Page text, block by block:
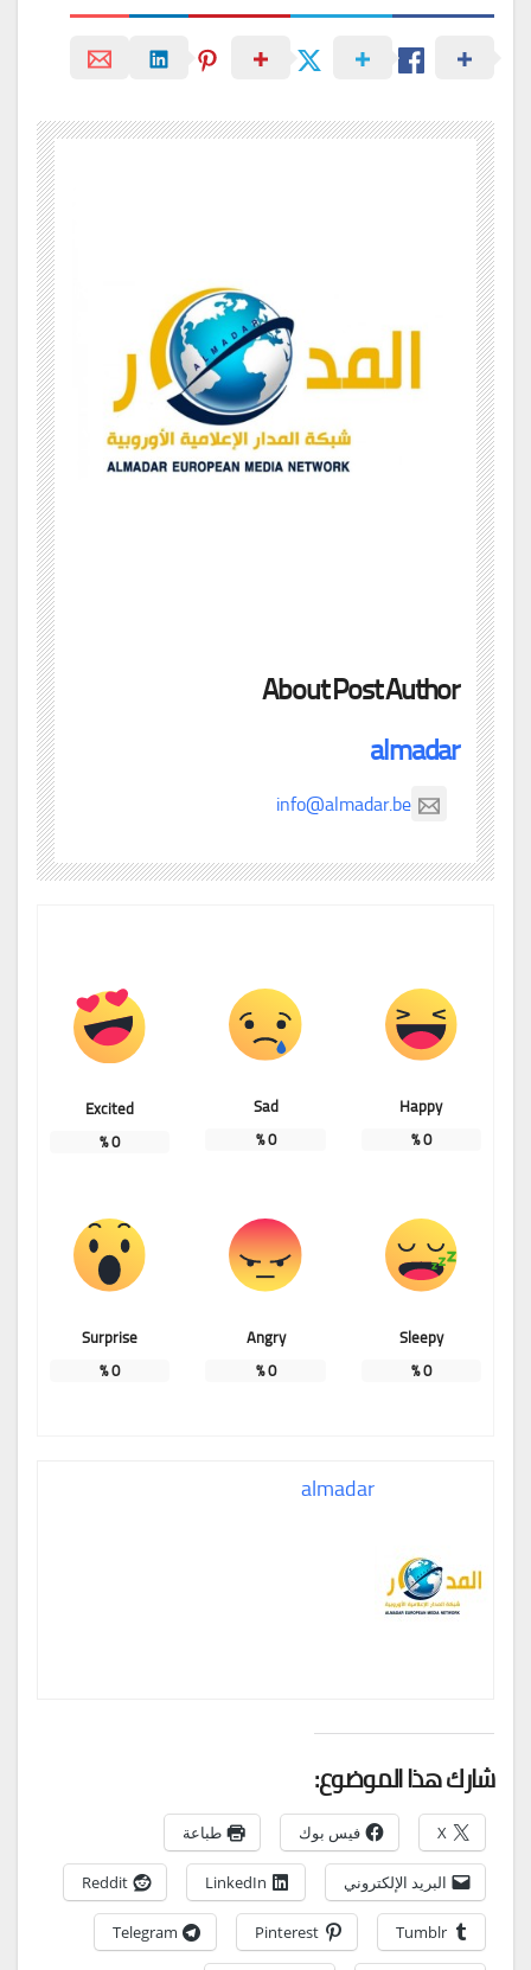
About Post Author
almadar
info@almadar.be
Happy
0
%
Sad
0
%
Excited
0
%
Sleepy
0
%
Angry
0
%
Surprise
0
%
almadar
شارك هذا الموضوع:
X فيس بوك طباعة
البريد الإلكتروني LinkedIn
Reddit
Tumblr
Pinterest
Telegram